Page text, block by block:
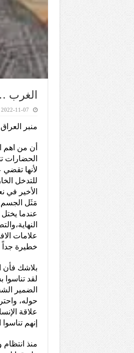
الغرب
2022-11-07
منبر
أن من اهم
الحضارات
لأنها
للتدخل
الأخير
مَثَل الجسم
عندما
علامات
خطيرة جداً
بلاشك فأن
لقد تناسوا
الضمير
حوله،
علاقة
إنهم
منذ انتظام